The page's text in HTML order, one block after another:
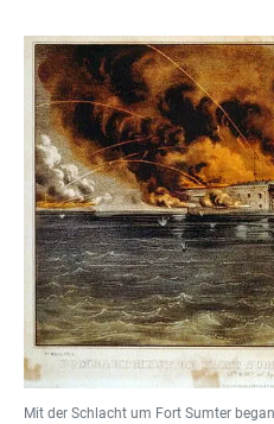
Mit der Schlacht um Fort Sumter